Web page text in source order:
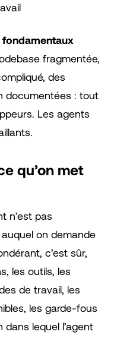
fondamentaux
fragmentée,
des
documentées : tout
Les agents
qu’on met
n’est pas
on demande
c’est sûr,
les outils, les
de travail, les
les garde-fous
dans lequel l’agent